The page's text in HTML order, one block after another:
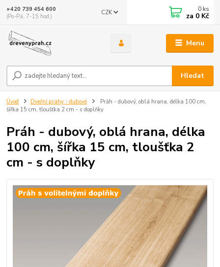
Menu
CZK
Hledat
+420 739 454 600
(Po-Pá, 7-15 hod.)
0 ks
za 0 Kč
Úvod Dveřní prahy - dubové
Práh - dubový, oblá hrana, délka 100 cm,
šířka 15 cm, tloušťka 2 cm - s doplňky
Práh - dubový, oblá hrana, délka
100 cm, šířka 15 cm, tloušťka 2
cm - s doplňky